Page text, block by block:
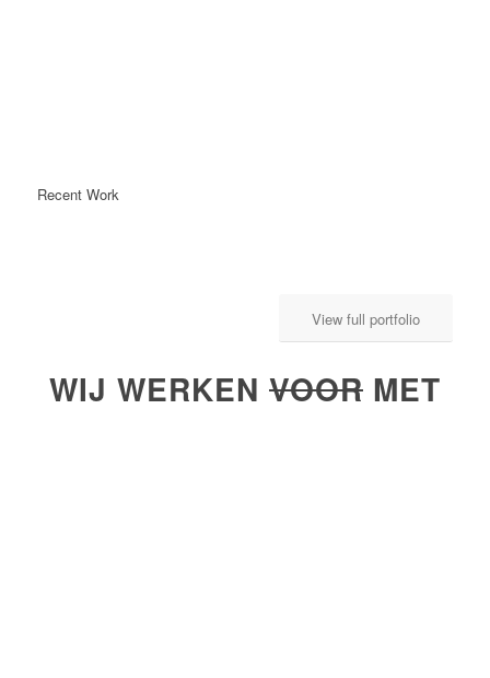
Recent Work
View full portfolio
WIJ WERKEN VOORMET